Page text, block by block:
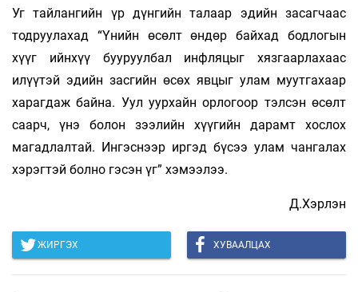
Уг тайлангийн үр дүнгийн талаар эдийн засагчаас
тодруулахад “Үнийн өсөлт өндөр байхад бодлогын
хүүг ийнхүү бууруулбал инфляцыг хязгаарлахаас
илүүтэй эдийн засгийн өсөх явцыг улам муутгахаар
харагдаж байна. Уул уурхайн орлогоор тэлсэн өсөлт
саарч, үнэ болон зээлийн хүүгийн дарамт хослох
магадлалтай. Ингэснээр иргэд бүсээ улам чангалах
хэрэгтэй болно гэсэн үг” хэмээлээ.
Д.Хэрлэн
ЖИРГЭХ ХУВААЛЦАХ